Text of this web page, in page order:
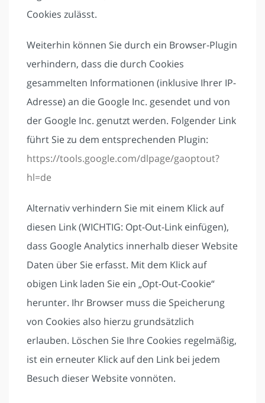
Cookies zulässt.
Weiterhin können Sie durch ein Browser-Plugin
verhindern, dass die durch Cookies
gesammelten Informationen (inklusive Ihrer IP-
Adresse) an die Google Inc. gesendet und von
der Google Inc. genutzt werden. Folgender Link
führt Sie zu dem entsprechenden Plugin:
https://tools.google.com/dlpage/gaoptout?
hl=de
Alternativ verhindern Sie mit einem Klick auf
diesen Link (WICHTIG: Opt-Out-Link einfügen),
dass Google Analytics innerhalb dieser Website
Daten über Sie erfasst. Mit dem Klick auf
obigen Link laden Sie ein „Opt-Out-Cookie“
herunter. Ihr Browser muss die Speicherung
von Cookies also hierzu grundsätzlich
erlauben. Löschen Sie Ihre Cookies regelmäßig,
ist ein erneuter Klick auf den Link bei jedem
Besuch dieser Website vonnöten.